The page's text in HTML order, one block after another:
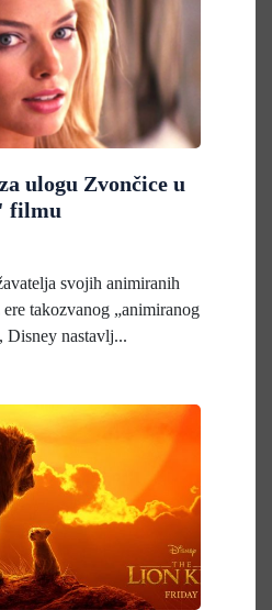
ulogu Zvončice u
filmu
svojih animiranih
takozvanog „animiranog
Disney nastavlj...